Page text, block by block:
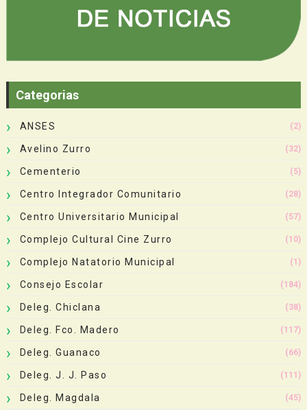
Categorias
ANSES (2)
Avelino Zurro (32)
Cementerio (5)
Centro Integrador Comunitario (28)
Centro Universitario Municipal (57)
Complejo Cultural Cine Zurro (10)
Complejo Natatorio Municipal (1)
Consejo Escolar (184)
Deleg. Chiclana (38)
Deleg. Fco. Madero (117)
Deleg. Guanaco (66)
Deleg. J. J. Paso (111)
Deleg. Magdala (45)